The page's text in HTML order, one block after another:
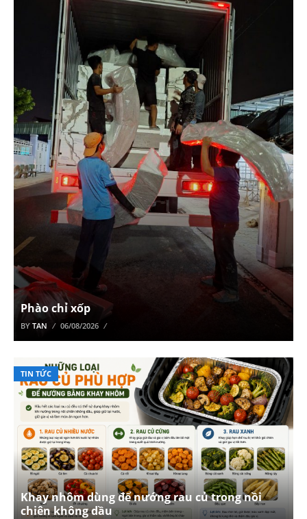
Phào chỉ xốp
BY TAN 06/08/2026
TIN TỨC
Khay nhôm dùng để nướng rau củ trong nồi
chiên không dầu